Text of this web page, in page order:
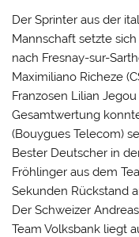
Der Sprinter aus der
Mannschaft setzte
nach Fresnay-sur-
Maximiliano Richeze
Franzosen Lilian
Gesamtwertung
(Bouygues Telecom)
Bester Deutscher in
Fröhlinger aus dem
Sekunden Rückstand
Der Schweizer
Team Volksbank liegt